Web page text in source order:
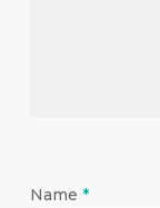
Name *